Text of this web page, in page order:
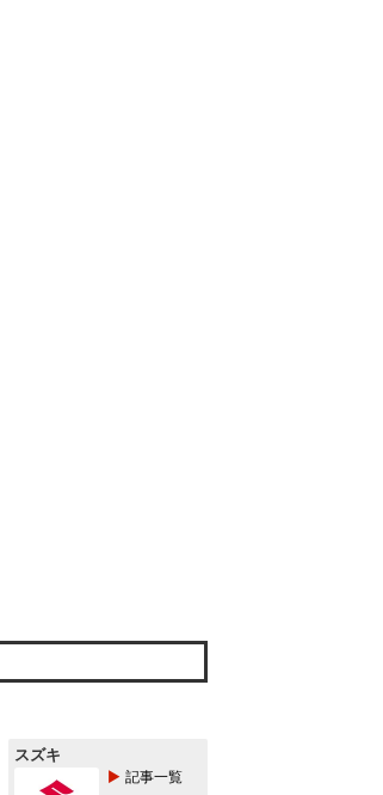
スズキ
記事一覧